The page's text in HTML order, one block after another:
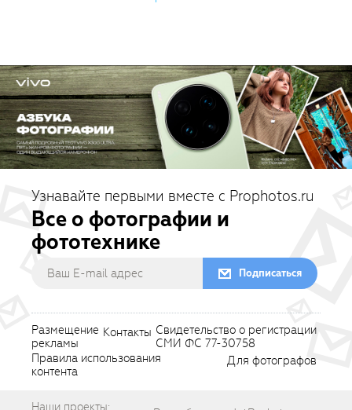
Узнавайте первыми вместе с Prophotos.ru
Все о фотографии и
фототехнике
Подписаться
Размещение
рекламы
Контакты Свидетельство о регистрации
СМИ ФС 77-30758
Правила использования
контента
Для фотографов